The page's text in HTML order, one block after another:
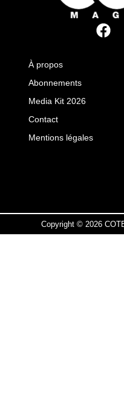
À propos
Abonnements
Media Kit 2026
Contact
Mentions légales
Copyright © 2026